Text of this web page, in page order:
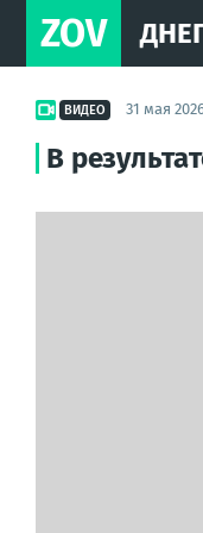
ZOV
ВИДЕО 31 мая
В